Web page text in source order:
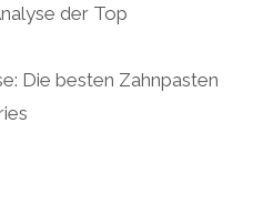
der Top
Die besten Zahnpasten